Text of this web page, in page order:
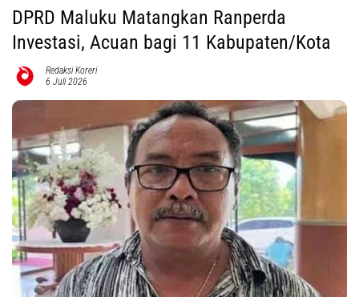
DPRD Maluku Matangkan Ranperda
Investasi, Acuan bagi 11 Kabupaten/Kota
Redaksi Koreri
6 Juli 2026